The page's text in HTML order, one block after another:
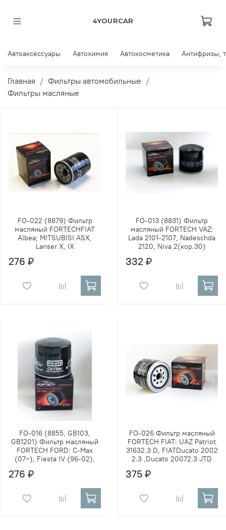
4YOURCAR
Автоаксессуары Автохимия Автокосметика Антифризы,
Главная
Фильтры автомобильные
Фильтры масляные
FO-022 (8879) Фильтр
масляный FORTECHFIAT
Albea; MITSUBISI ASX,
Lanser X, IX
276 ₽
FO-013 (8831) Фильтр
масляный FORTECH VAZ:
Lada 2101-2107, Nadeschda
2120, Niva 2(кор.30)
332 ₽
FO-016 (8855, GB103,
GB1201) Фильтр масляный
FORTECH FORD: C-Max
(07~), Fiesta IV (96-02),
276 ₽
FO-026 Фильтр масляный
FORTECH FIAT: UAZ Patriot
31632.3 D, FIATDucato 2002
2.3 ,Ducato 20072.3 JTD
375 ₽